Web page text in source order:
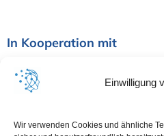
Einwilligung
Wir verwenden Cookies und ähnliche
In Kooperation mit